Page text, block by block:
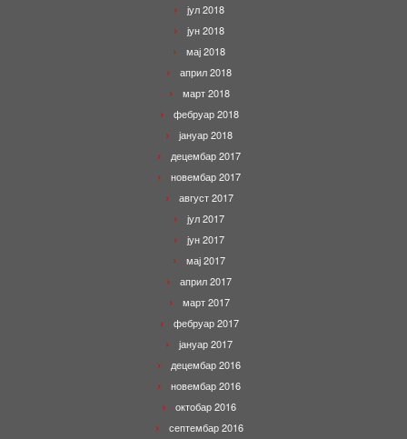
јул 2018
јун 2018
мај 2018
април 2018
март 2018
фебруар 2018
јануар 2018
децембар 2017
новембар 2017
август 2017
јул 2017
јун 2017
мај 2017
април 2017
март 2017
фебруар 2017
јануар 2017
децембар 2016
новембар 2016
октобар 2016
септембар 2016